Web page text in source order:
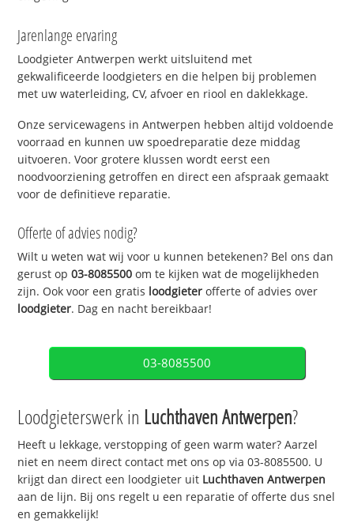
Jarenlange ervaring
Loodgieter Antwerpen werkt uitsluitend met
gekwalificeerde loodgieters en die helpen bij problemen
met uw waterleiding, CV, afvoer en riool en daklekkage.
Onze servicewagens in Antwerpen hebben altijd voldoende
voorraad en kunnen uw spoedreparatie deze middag
uitvoeren. Voor grotere klussen wordt eerst een
noodvoorziening getroffen en direct een afspraak gemaakt
voor de definitieve reparatie.
Offerte of advies nodig?
Wilt u weten wat wij voor u kunnen betekenen? Bel ons dan
gerust op03-8085500 om te kijken wat de mogelijkheden
zijn. Ook voor een gratis loodgieter offerte of advies over
loodgieter. Dag en nacht bereikbaar!
03-8085500
Loodgieterswerk in Luchthaven Antwerpen?
Heeft u lekkage, verstopping of geen warm water? Aarzel
niet en neem direct contact met ons op via 03-8085500. U
krijgt dan direct een loodgieter uit Luchthaven Antwerpen
aan de lijn. Bij ons regelt u een reparatie of offerte dus snel
en gemakkelijk!